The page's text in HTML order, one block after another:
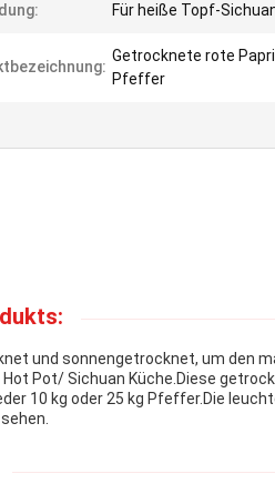
Für heiße Topf-
Getrocknete rote
Pfeffer
und sonnengetrocknet, um den
Pot/ Sichuan Küche.Diese
10 kg oder 25 kg Pfeffer.Die